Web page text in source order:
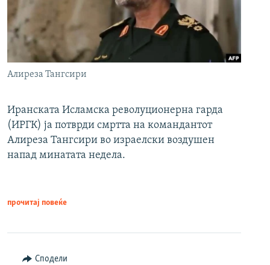
Алиреза Тангсири
Иранската Исламска револуционерна гарда
(ИРГК) ја потврди смртта на командантот
Алиреза Тангсири во израелски воздушен
напад минатата недела.
прочитај повеќе
Сподели